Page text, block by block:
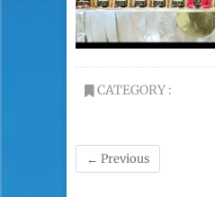
CATEGORY :
← Previous